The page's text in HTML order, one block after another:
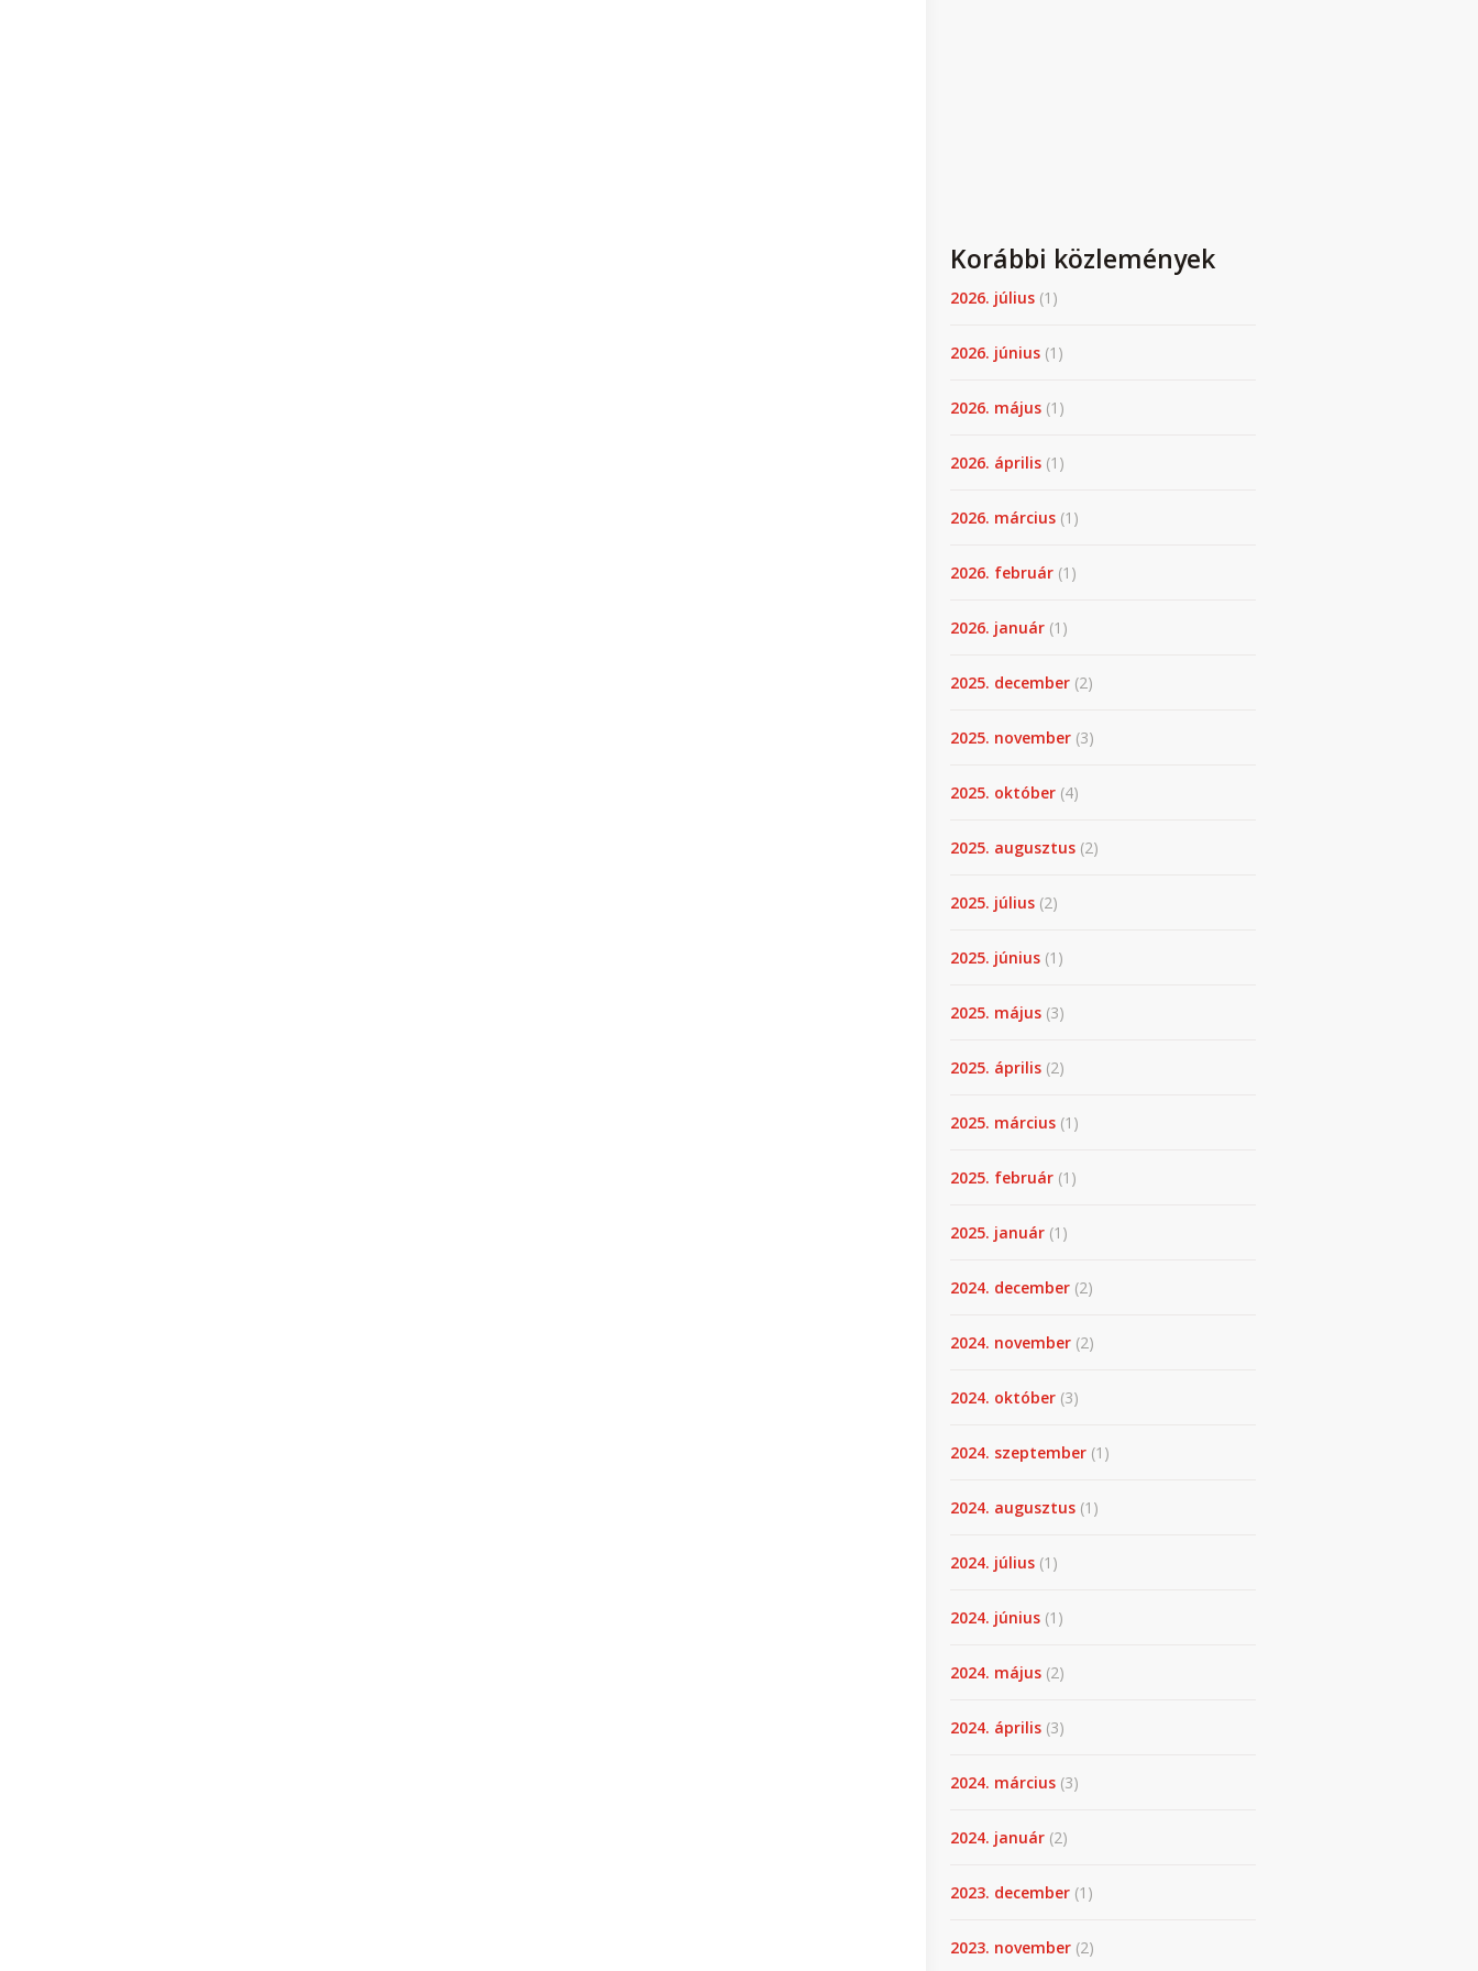
Korábbi közlemények
2026. július (1)
2026. június (1)
2026. május (1)
2026. április (1)
2026. március (1)
2026. február (1)
2026. január (1)
2025. december (2)
2025. november (3)
2025. október (4)
2025. augusztus (2)
2025. július (2)
2025. június (1)
2025. május (3)
2025. április (2)
2025. március (1)
2025. február (1)
2025. január (1)
2024. december (2)
2024. november (2)
2024. október (3)
2024. szeptember (1)
2024. augusztus (1)
2024. július (1)
2024. június (1)
2024. május (2)
2024. április (3)
2024. március (3)
2024. január (2)
2023. december (1)
2023. november (2)